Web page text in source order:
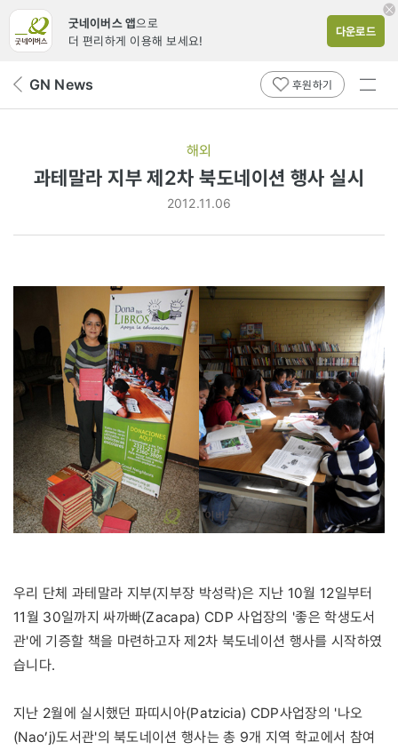
굿네이버스 앱으로
더 편리하게 이용해 보세요!
다운로드
뒤 GN News 후원하기
전체
해외
과테말라 지부 제2차 북도네이션 행사 실시
2012.11.06
우리 단체 과테말라 지부(지부장 박성락)은 지난 10월 12일부터
11월 30일까지 싸까빠(Zacapa) CDP 사업장의 '좋은 학생도서
관'에 기증할 책을 마련하고자 제2차 북도네이션 행사를 시작하였
습니다.
지난 2월에 실시했던 파띠시아(Patzicia) CDP사업장의 '나오
(Nao’j)도서관'의 북도네이션 행사는 총 9개 지역 학교에서 참여